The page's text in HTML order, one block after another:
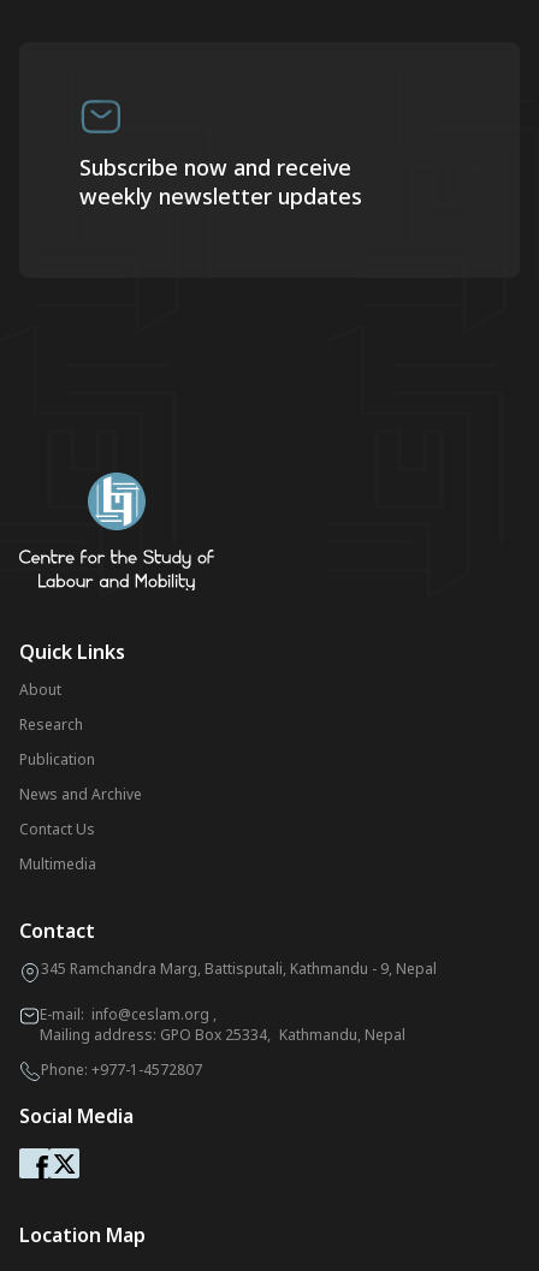
Subscribe now and receive
weekly newsletter updates
Quick Links
About
Research
Publication
News and Archive
Contact Us
Multimedia
Contact
345 Ramchandra Marg, Battisputali, Kathmandu - 9, Nepal
E-mail: info@ceslam.org ,
Mailing address: GPO Box 25334, Kathmandu, Nepal
Phone: +977-1-4572807
Social Media
Location Map